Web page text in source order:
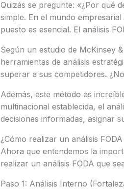
Quizás se pregunte: «¿Por qué
simple. En el mundo
puesto es esencial. El análisis
Según un estudio de McKinsey
herramientas de análisis
superar a sus competidores.
Además, este método es
multinacional establecida, el
decisiones informadas, asignar
¿Cómo realizar un análisis
Ahora que entendemos la
realizar un análisis FODA que
Paso 1: Análisis Interno